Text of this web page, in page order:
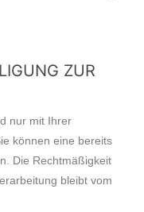
ZUR
nur mit Ihrer
können eine bereits
Die Rechtmäßigkeit
bleibt vom